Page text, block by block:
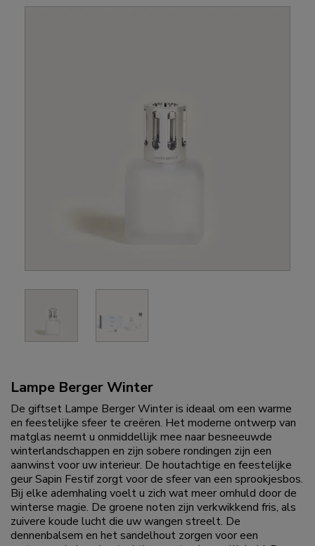
Lampe Berger Winter
De giftset Lampe Berger Winter is ideaal om een warme
en feestelijke sfeer te creëren. Het moderne ontwerp van
matglas neemt u onmiddellijk mee naar besneeuwde
winterlandschappen en zijn sobere rondingen zijn een
aanwinst voor uw interieur. De houtachtige en feestelijke
geur Sapin Festif zorgt voor de sfeer van een sprookjesbos.
Bij elke ademhaling voelt u zich wat meer omhuld door de
winterse magie. De groene noten zijn verkwikkend fris, als
zuivere koude lucht die uw wangen streelt. De
dennenbalsem en het sandelhout zorgen voor een